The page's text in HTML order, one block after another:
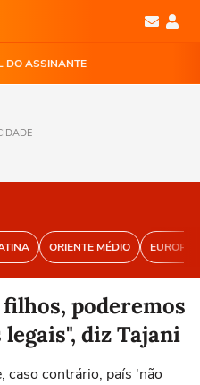
DO ASSINANTE
ORIENTE MÉDIO EUROPA
poderemos
diz Tajani
caso contrário, país 'não